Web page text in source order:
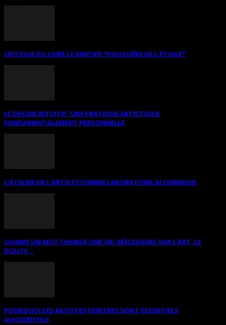
CRITIQUE DU LIVRE LE SENTIER *POUSSIÈRE DE L’ÉTOILE*
LE DESSIN INTUITIF. UNE PRATIQUE ARTISTIQUE
FONDAMENTALEMENT PERSONNELLE
L’ATELIER DE L’ARTISTE COMME LABORATOIRE ALCHIMIQUE
QUAND UN MOT CHANGE UNE VIE: RÉFLEXIONS SUR L’ART, LE
DOUTE...
POURQUOI LES ARTISTES PEINTRES SONT ESSENTIELS
AUJOURD’HUI